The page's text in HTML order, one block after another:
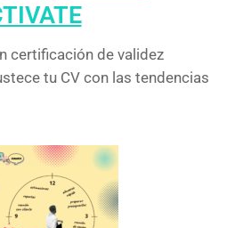
certificación de validez
tu CV con las tendencias